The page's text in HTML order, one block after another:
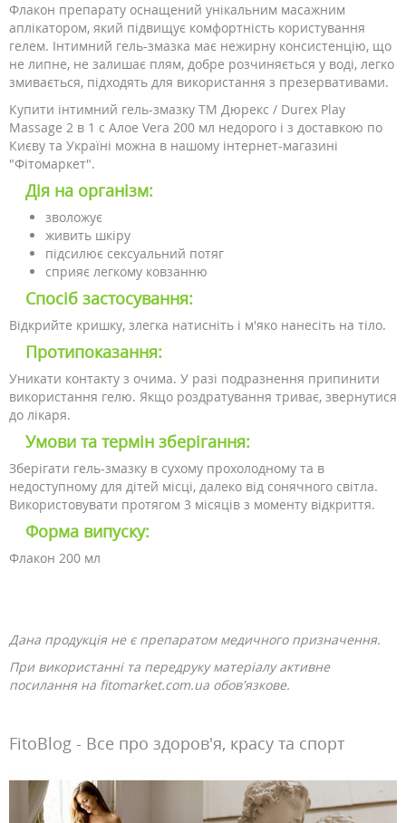
Флакон препарату оснащений унікальним масажним
аплікатором, який підвищує комфортність користування
гелем. Інтимний гель-змазка має нежирну консистенцію, що
не липне, не залишає плям, добре розчиняється у воді, легко
змивається, підходять для використання з презервативами.
Купити інтимний гель-змазку ТМ Дюрекс / Durex Play
Massage 2 в 1 c Алое Vera 200 мл недорого і з доставкою по
Києву та Україні можна в нашому інтернет-магазині
"Фітомаркет".
Дія на організм:
зволожує
живить шкіру
підсилює сексуальний потяг
сприяє легкому ковзанню
Спосіб застосування:
Відкрийте кришку, злегка натисніть і м'яко нанесіть на тіло.
Протипоказання:
Уникати контакту з очима. У разі подразнення припинити
використання гелю. Якщо роздратування триває, звернутися
до лікаря.
Умови та термін зберігання:
Зберігати гель-змазку в сухому прохолодному та в
недоступному для дітей місці, далеко від сонячного світла.
Використовувати протягом 3 місяців з моменту відкриття.
Форма випуску:
Флакон 200 мл
Дана продукція не є препаратом медичного призначення.
При використанні та передруку матеріалу активне
посилання на fitomarket.com.ua обов'язкове.
FitoBlog - Все про здоров'я, красу та спорт